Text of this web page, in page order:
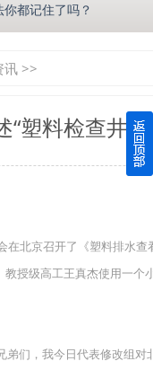
都记住了吗？
璃钢化粪池的这几点原因
识你都记住了吗？
到这些难题
都记住了吗？
讯 >>
“塑料检查井”
在北京召开了《塑料排水
教授级高工王真杰使用一
们，我今日代表修改组